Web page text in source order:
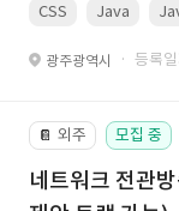
CSS Java
광주광역시 · 등록
📔 외주 모집 중
네트워크 전관